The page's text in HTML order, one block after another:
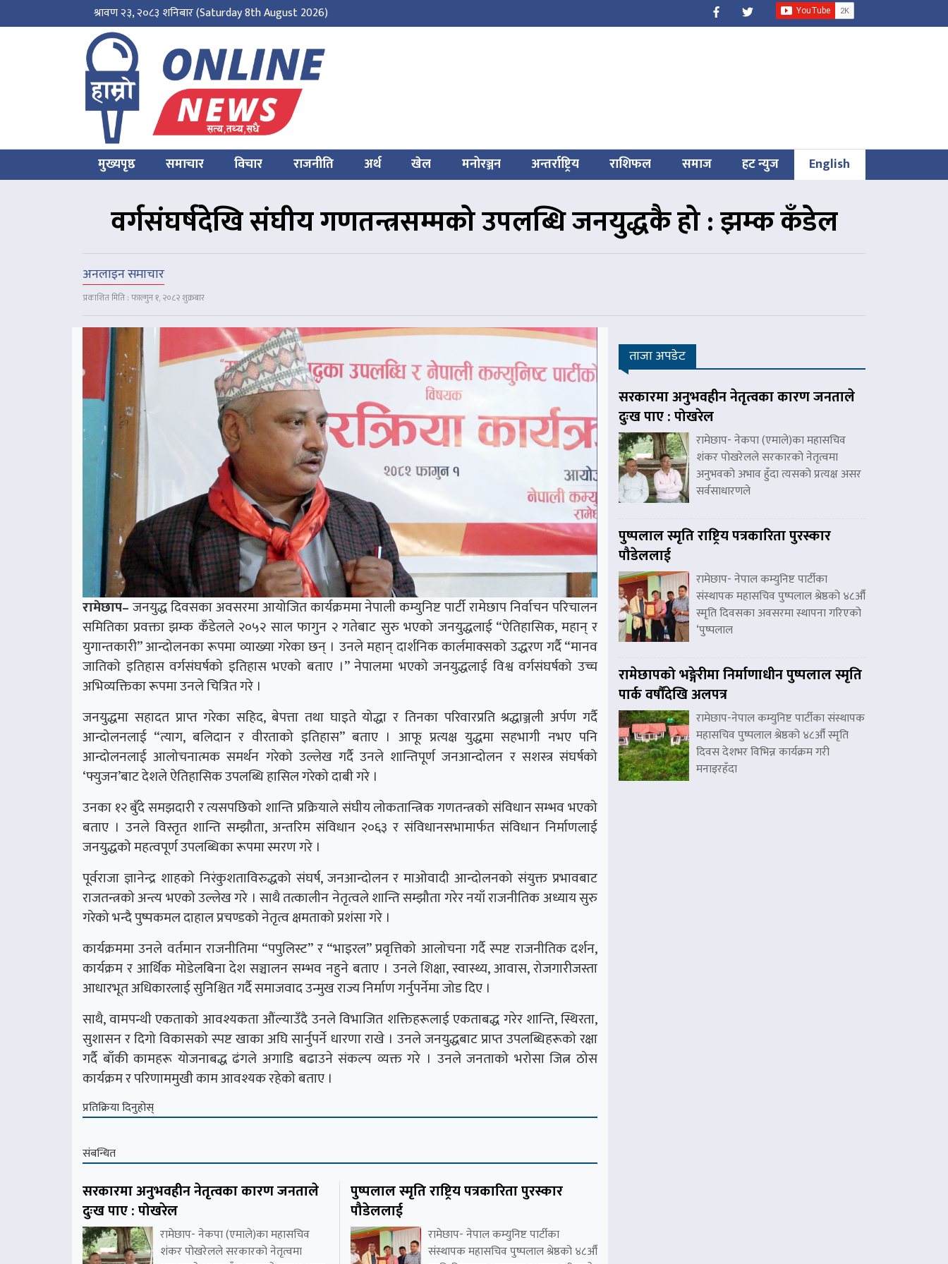
श्रावण २३, २०८३ शनिबार(Saturday 8th August 2026)
मुख्यपृष्ठ समाचार विचार राजनीति अर्थ खेल मनोरञ्जन अन्तर्राष्ट्रिय राशिफल समाज हट न्युज English
वर्गसंघर्षदेखि संघीय गणतन्त्रसम्मको उपलब्धि जनयुद्धकै हो : झम्क कँडेल
अनलाइन समाचार
प्रकाशित मिति : फाल्गुन १, २०८२ शुक्रबार
रामेछाप–जनयुद्ध दिवसका अवसरमा आयोजित कार्यक्रममा नेपाली कम्युनिष्ट पार्टी रामेछाप निर्वाचन परिचालन
समितिका प्रवक्ता झम्क कँडेलले २०५२ साल फागुन २ गतेबाट सुरु भएको जनयुद्धलाई “ऐतिहासिक, महान् र
युगान्तकारी” आन्दोलनका रूपमा व्याख्या गरेका छन् । उनले महान् दार्शनिक कार्लमाक्सको उद्धरण गर्दै “मानव
जातिको इतिहास वर्गसंघर्षको इतिहास भएको बताए ।” नेपालमा भएको जनयुद्धलाई विश्व वर्गसंघर्षको उच्च
अभिव्यक्तिका रूपमा उनले चित्रित गरे ।
जनयुद्धमा सहादत प्राप्त गरेका सहिद, बेपत्ता तथा घाइते योद्धा र तिनका परिवारप्रति श्रद्धाञ्जली अर्पण गर्दै
आन्दोलनलाई “त्याग, बलिदान र वीरताको इतिहास” बताए । आफू प्रत्यक्ष युद्धमा सहभागी नभए पनि
आन्दोलनलाई आलोचनात्मक समर्थन गरेको उल्लेख गर्दै उनले शान्तिपूर्ण जनआन्दोलन र सशस्त्र संघर्षको
‘फ्युजन’बाट देशले ऐतिहासिक उपलब्धि हासिल गरेको दाबी गरे ।
उनका १२ बुँदे समझदारी र त्यसपछिको शान्ति प्रक्रियाले संघीय लोकतान्त्रिक गणतन्त्रको संविधान सम्भव भएको
बताए । उनले विस्तृत शान्ति सम्झौता, अन्तरिम संविधान २०६३ र संविधानसभामार्फत संविधान निर्माणलाई
जनयुद्धको महत्वपूर्ण उपलब्धिका रूपमा स्मरण गरे ।
पूर्वराजा ज्ञानेन्द्र शाहको निरंकुशताविरुद्धको संघर्ष, जनआन्दोलन र माओवादी आन्दोलनको संयुक्त प्रभावबाट
राजतन्त्रको अन्त्य भएको उल्लेख गरे । साथै तत्कालीन नेतृत्वले शान्ति सम्झौता गरेर नयाँ राजनीतिक अध्याय सुरु
गरेको भन्दै पुष्पकमल दाहाल प्रचण्डको नेतृत्व क्षमताको प्रशंसा गरे ।
कार्यक्रममा उनले वर्तमान राजनीतिमा “पपुलिस्ट” र “भाइरल” प्रवृत्तिको आलोचना गर्दै स्पष्ट राजनीतिक दर्शन,
कार्यक्रम र आर्थिक मोडेलबिना देश सञ्चालन सम्भव नहुने बताए । उनले शिक्षा, स्वास्थ्य, आवास, रोजगारीजस्ता
आधारभूत अधिकारलाई सुनिश्चित गर्दै समाजवाद उन्मुख राज्य निर्माण गर्नुपर्नेमा जोड दिए ।
साथै, वामपन्थी एकताको आवश्यकता औंल्याउँदै उनले विभाजित शक्तिहरूलाई एकताबद्ध गरेर शान्ति, स्थिरता,
सुशासन र दिगो विकासको स्पष्ट खाका अघि सार्नुपर्ने धारणा राखे । उनले जनयुद्धबाट प्राप्त उपलब्धिहरूको रक्षा
गर्दै बाँकी कामहरू योजनाबद्ध ढंगले अगाडि बढाउने संकल्प व्यक्त गरे । उनले जनताको भरोसा जित्न ठोस
कार्यक्रम र परिणाममुखी काम आवश्यक रहेको बताए ।
प्रतिक्रिया दिनुहोस्
संबन्धित
सरकारमा अनुभवहीन नेतृत्वका कारण जनताले
दुःख पाए : पोखरेल
रामेछाप- नेकपा (एमाले)का महासचिव
शंकर पोखरेलले सरकारको नेतृत्वमा
पुष्पलाल स्मृति राष्ट्रिय पत्रकारिता पुरस्कार
पौडेललाई
रामेछाप- नेपाल कम्युनिष्ट पार्टीका
संस्थापक महासचिव पुष्पलाल श्रेष्ठको ४८औँ
ताजा अपडेट
सरकारमा अनुभवहीन नेतृत्वका कारण जनताले
दुःख पाए : पोखरेल
रामेछाप- नेकपा (एमाले)का महासचिव
शंकर पोखरेलले सरकारको नेतृत्वमा
अनुभवको अभाव हुँदा त्यसको प्रत्यक्ष असर
सर्वसाधारणले
पुष्पलाल स्मृति राष्ट्रिय पत्रकारिता पुरस्कार
पौडेललाई
रामेछाप- नेपाल कम्युनिष्ट पार्टीका
संस्थापक महासचिव पुष्पलाल श्रेष्ठको ४८औँ
स्मृति दिवसका अवसरमा स्थापना गरिएको
‘पुष्पलाल
रामेछापको भङ्गेरीमा निर्माणाधीन पुष्पलाल स्मृति
पार्क वर्षौंदेखि अलपत्र
रामेछाप-नेपाल कम्युनिष्ट पार्टीका संस्थापक
महासचिव पुष्पलाल श्रेष्ठको ४८औँ स्मृति
दिवस देशभर विभिन्न कार्यक्रम गरी
मनाइरहँदा